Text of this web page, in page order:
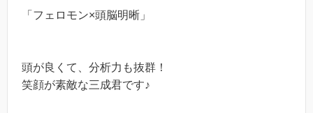
「フェロモン×頭脳明晰」
頭が良くて、分析力も抜群！
笑顔が素敵な三成君です♪